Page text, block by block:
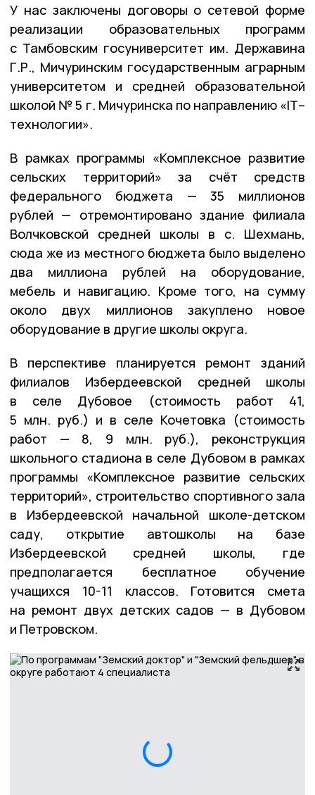
У нас заключены договоры о сетевой форме
реализации образовательных программ
с Тамбовским госуниверситет им. Державина
Г.Р., Мичуринским государственным аграрным
университетом и средней образовательной
школой № 5 г. Мичуринска по направлению «IT–
технологии».
В рамках программы «Комплексное развитие
сельских территорий» за счёт средств
федерального бюджета — 35 миллионов
рублей — отремонтировано здание филиала
Волчковской средней школы в с. Шехмань,
сюда же из местного бюджета было выделено
два миллиона рублей на оборудование,
мебель и навигацию. Кроме того, на сумму
около двух миллионов закуплено новое
оборудование в другие школы округа.
В перспективе планируется ремонт зданий
филиалов Избердеевской средней школы
в селе Дубовое (стоимость работ 41,
5 млн. руб.) и в селе Кочетовка (стоимость
работ — 8, 9 млн. руб.), реконструкция
школьного стадиона в селе Дубовом в рамках
программы «Комплексное развитие сельских
территорий», строительство спортивного зала
в Избердеевской начальной школе-детском
саду, открытие автошколы на базе
Избердеевской средней школы, где
предполагается бесплатное обучение
учащихся 10-11 классов. Готовится смета
на ремонт двух детских садов — в Дубовом
и Петровском.